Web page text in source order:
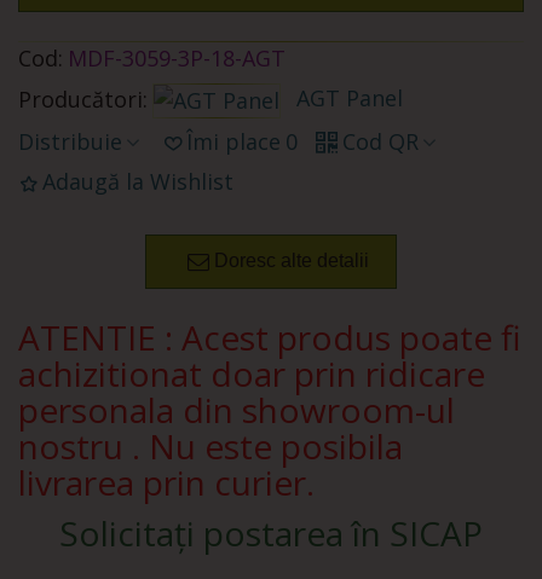
Cod: MDF-3059-3P-18-AGT
Producători:
AGT Panel
Distribuie
Îmi place 0
Cod QR
Adaugă la Wishlist
Doresc alte detalii
ATENTIE : Acest produs poate fi
achizitionat doar prin ridicare
personala din showroom-ul
nostru . Nu este posibila
livrarea prin curier.
Solicitați postarea în SICAP